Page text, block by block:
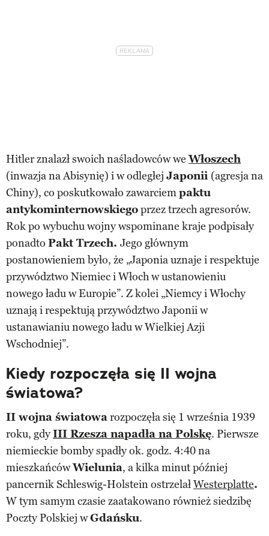
Hitler znalazł swoich naśladowców weWłoszech
(inwazja na Abisynię) i w odległej Japonii (agresja na
Chiny), co poskutkowało zawarciempaktu
antykominternowskiegoprzez trzech agresorów.
Rok po wybuchu wojny wspominane kraje podpisały
ponadto Pakt Trzech. Jego głównym
postanowieniem było, że „Japonia uznaje i respektuje
przywództwo Niemiec i Włoch w ustanowieniu
nowego ładu w Europie”. Z kolei „Niemcy i Włochy
uznają i respektują przywództwo Japonii w
ustanawianiu nowego ładu w Wielkiej Azji
Wschodniej”.
Kiedy rozpoczęła się II wojna
światowa?
II wojna światowarozpoczęła się 1 września 1939
roku, gdyIII Rzesza napadła na Polskę. Pierwsze
niemieckie bomby spadły ok. godz. 4:40 na
mieszkańcówWielunia, a kilka minut później
pancernik Schleswig-Holstein ostrzelałWesterplatte.
W tym samym czasie zaatakowano również siedzibę
Poczty Polskiej wGdańsku.